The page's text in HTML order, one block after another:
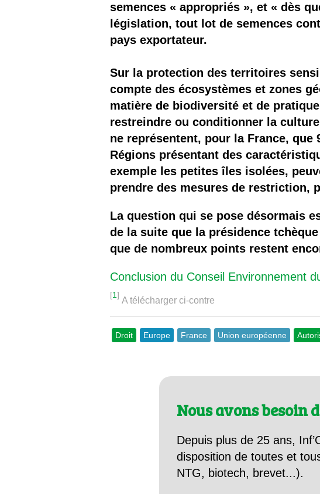
semences « appropriés », et « dès
législation, tout lot de semences
pays exportateur.
Sur la protection des territoires
compte des écosystèmes et zones
matière de biodiversité et de
restreindre ou conditionner la
ne représentent, pour la France,
Régions présentant des
exemple les petites îles isolées,
prendre des mesures de restriction,
La question qui se pose désormais
de la suite que la présidence
que de nombreux points restent
Conclusion du Conseil Environnement
[1]
A télécharger ci-contre
Droit Europe France Union européenne
Nous avons besoin
Depuis plus de 25 ans,
disposition de toutes et
NTG, biotech, brevet...).